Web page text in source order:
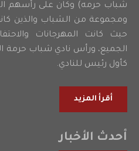
شباب حرمه) وكان على رأسهم
ومجموعة من الشباب والذين
حيث كانت المهرجانات
الجميع، ورأس نادي شباب حرمة
كأول رئيس للنادي.
أقرأ المزيد
أحدث الأخبار